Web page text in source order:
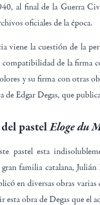
al final de la Guerra
oficiales de la época.
viene la cuestión de la
de la firma
y su firma con otras
de Edgar Degas, que
del pastelEloge du
pastel esta
familia catalana,
en diversas obras
esta obra de Degas que el